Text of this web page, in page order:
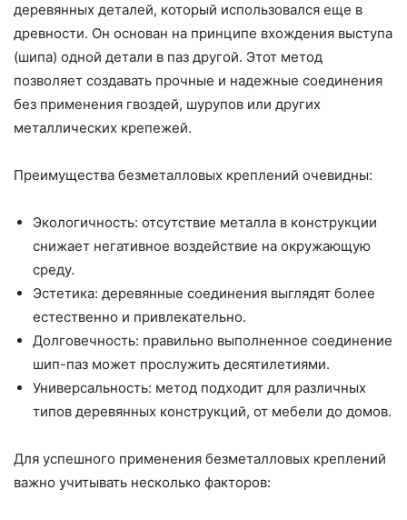
деревянных деталей, который использовался еще в
древности. Он основан на принципе вхождения выступа
(шипа) одной детали в паз другой. Этот метод
позволяет создавать прочные и надежные соединения
без применения гвоздей, шурупов или других
металлических крепежей.
Преимущества безметалловых креплений очевидны:
Экологичность: отсутствие металла в конструкции
снижает негативное воздействие на окружающую
среду.
Эстетика: деревянные соединения выглядят более
естественно и привлекательно.
Долговечность: правильно выполненное соединение
шип-паз может прослужить десятилетиями.
Универсальность: метод подходит для различных
типов деревянных конструкций, от мебели до домов.
Для успешного применения безметалловых креплений
важно учитывать несколько факторов: